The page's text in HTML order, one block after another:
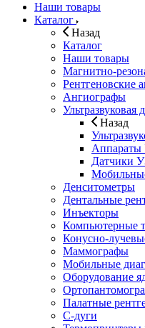
Наши товары
Каталог
Назад
Каталог
Наши товары
Магнитно-
Рентгеновские
Ангиографы
Ультразвуковая
Назад
Датчики
Денситометры
Дентальные
Инъекторы
Компьютерные
Конусно-
Маммографы
Мобильные
Оборудование
Палатные
С-дуги